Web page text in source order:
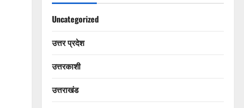
Uncategorized
उत्तर प्रदेश
उत्तरकाशी
उत्तराखंड